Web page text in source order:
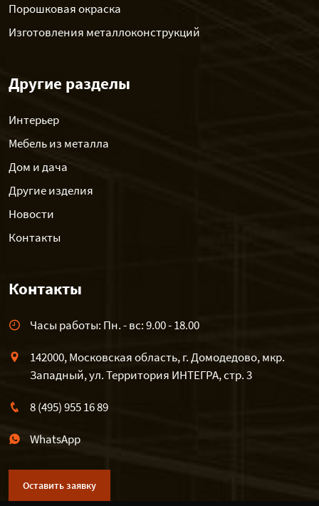
Порошковая окраска
Изготовления металлоконструкций
Другие разделы
Интерьер
Мебель из металла
Дом и дача
Другие изделия
Новости
Контакты
Контакты
Часы работы: Пн. - вс: 9.00 - 18.00
142000, Московская область, г. Домодедово, мкр.
Западный, ул. Территория ИНТЕГРА, стр. 3
8 (495) 955 16 89
WhatsApp
Оставить заявку